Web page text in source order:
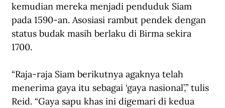
kemudian mereka menjadi penduduk Siam
pada 1590-an. Asosiasi rambut pendek dengan
status budak masih berlaku di Birma sekira
1700.
“Raja-raja Siam berikutnya agaknya telah
menerima gaya itu sebagai ‘gaya nasional’,” tulis
Reid. “Gaya sapu khas ini digemari di kedua